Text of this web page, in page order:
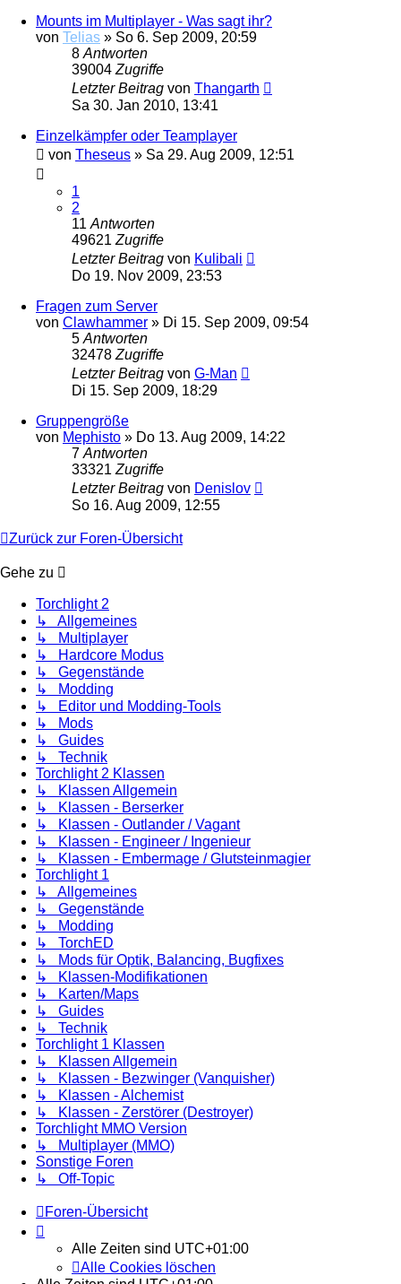
Mounts im Multiplayer - Was sagt ihr?
von Telias » So 6. Sep 2009, 20:59
8 Antworten
39004 Zugriffe
Letzter Beitrag von Thangarth
Sa 30. Jan 2010, 13:41
Einzelkämpfer oder Teamplayer
von Theseus » Sa 29. Aug 2009, 12:51
1
2
11 Antworten
49621 Zugriffe
Letzter Beitrag von Kulibali
Do 19. Nov 2009, 23:53
Fragen zum Server
von Clawhammer » Di 15. Sep 2009, 09:54
5 Antworten
32478 Zugriffe
Letzter Beitrag von G-Man
Di 15. Sep 2009, 18:29
Gruppengröße
von Mephisto » Do 13. Aug 2009, 14:22
7 Antworten
33321 Zugriffe
Letzter Beitrag von Denislov
So 16. Aug 2009, 12:55
Zurück zur Foren-Übersicht
Gehe zu
Torchlight 2
↳ Allgemeines
↳ Multiplayer
↳ Hardcore Modus
↳ Gegenstände
↳ Modding
↳ Editor und Modding-Tools
↳ Mods
↳ Guides
↳ Technik
Torchlight 2 Klassen
↳ Klassen Allgemein
↳ Klassen - Berserker
↳ Klassen - Outlander / Vagant
↳ Klassen - Engineer / Ingenieur
↳ Klassen - Embermage / Glutsteinmagier
Torchlight 1
↳ Allgemeines
↳ Gegenstände
↳ Modding
↳ TorchED
↳ Mods für Optik, Balancing, Bugfixes
↳ Klassen-Modifikationen
↳ Karten/Maps
↳ Guides
↳ Technik
Torchlight 1 Klassen
↳ Klassen Allgemein
↳ Klassen - Bezwinger (Vanquisher)
↳ Klassen - Alchemist
↳ Klassen - Zerstörer (Destroyer)
Torchlight MMO Version
↳ Multiplayer (MMO)
Sonstige Foren
↳ Off-Topic
Foren-Übersicht
Alle Zeiten sind UTC+01:00
Alle Cookies löschen